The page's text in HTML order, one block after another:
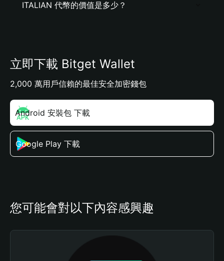
ITALIAN 代幣的價值是多少？
立即下載 Bitget Wallet
2,000 萬用戶信賴的最佳安全加密錢包
Android 安裝包 下載
Google Play 下載
您可能會對以下內容感興趣